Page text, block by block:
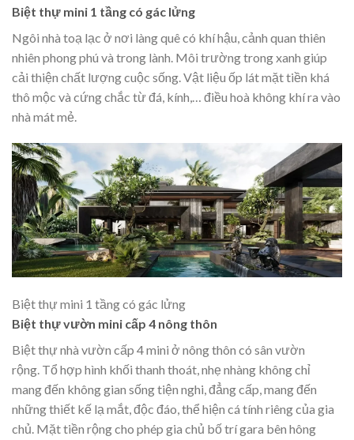
Biệt thự mini 1 tầng có gác lửng
Ngôi nhà toạ lạc ở nơi làng quê có khí hậu, cảnh quan thiên
nhiên phong phú và trong lành. Môi trường trong xanh giúp
cải thiện chất lượng cuộc sống. Vật liệu ốp lát mặt tiền khá
thô mộc và cứng chắc từ đá, kính,… điều hoà không khí ra vào
nhà mát mẻ.
Biệt thự mini 1 tầng có gác lửng
Biệt thự vườn mini cấp 4 nông thôn
Biệt thự nhà vườn cấp 4mini ở nông thôn có sân vườn
rộng. Tổ hợp hình khối thanh thoát, nhẹ nhàng không chỉ
mang đến không gian sống tiện nghi, đẳng cấp, mang đến
những thiết kế lạ mắt, độc đáo, thể hiện cá tính riêng của gia
chủ. Mặt tiền rộng cho phép gia chủ bố trí gara bên hông